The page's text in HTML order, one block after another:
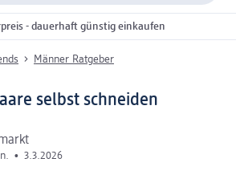
- dauerhaft günstig einkaufen
Männer Ratgeber
selbst schneiden
• 3.3.2026